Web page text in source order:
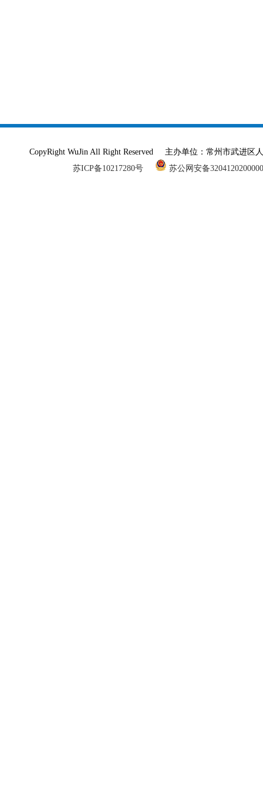
CopyRight WuJin All Right Reserved 主办单位：常州市武进
苏ICP备10217280号
苏公网安备